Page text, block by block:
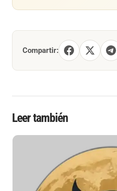
Compartir:
Leer también